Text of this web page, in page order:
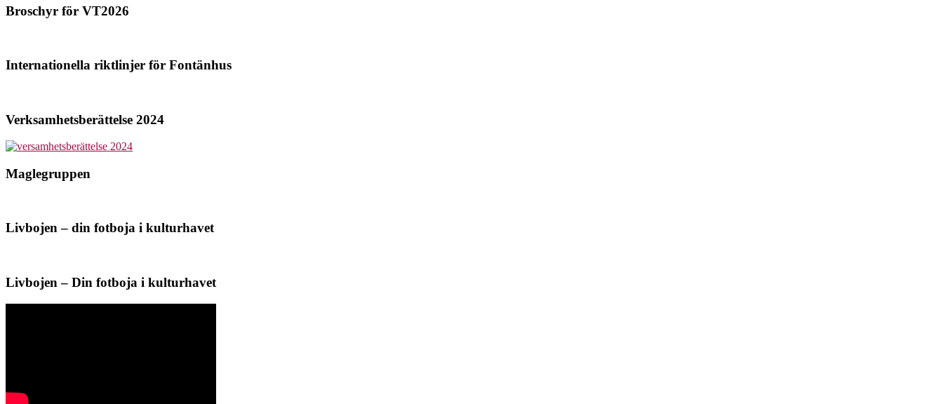
Broschyr för VT2026
Internationella riktlinjer för Fontänhus
Verksamhetsberättelse 2024
Maglegruppen
Livbojen – din fotboja i kulturhavet
Livbojen – Din fotboja i kulturhavet